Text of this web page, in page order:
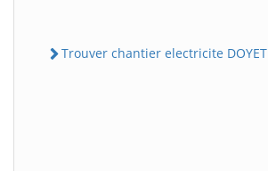
Trouver chantier electricite DOYET